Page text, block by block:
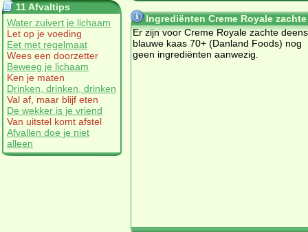
11 Afvaltips
Water zuivert je lichaam
Let op je voeding
Eet met regelmaat
Wees een doorzetter
Beweeg je lichaam
Ken je maten
Drinken, drinken, drinken
Val af, maar blijf eten
De wekker is je vriend
Van uitstel komt afstel
Afvallen doe je niet
alleen
Ingrediënten Creme Royale
Er zijn voor Creme Royale zachte
blauwe kaas 70+ (Danland Foods) nog
geen ingrediënten aanwezig.